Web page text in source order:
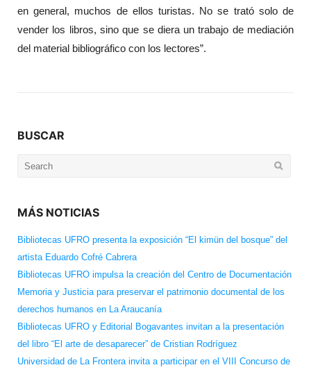
en general, muchos de ellos turistas. No se trató solo de
vender los libros, sino que se diera un trabajo de mediación
del material bibliográfico con los lectores”.
BUSCAR
Search
MÁS NOTICIAS
Bibliotecas UFRO presenta la exposición “El kimün del bosque” del
artista Eduardo Cofré Cabrera
Bibliotecas UFRO impulsa la creación del Centro de Documentación
Memoria y Justicia para preservar el patrimonio documental de los
derechos humanos en La Araucanía
Bibliotecas UFRO y Editorial Bogavantes invitan a la presentación
del libro “El arte de desaparecer” de Cristian Rodríguez
Universidad de La Frontera invita a participar en el VIII Concurso de